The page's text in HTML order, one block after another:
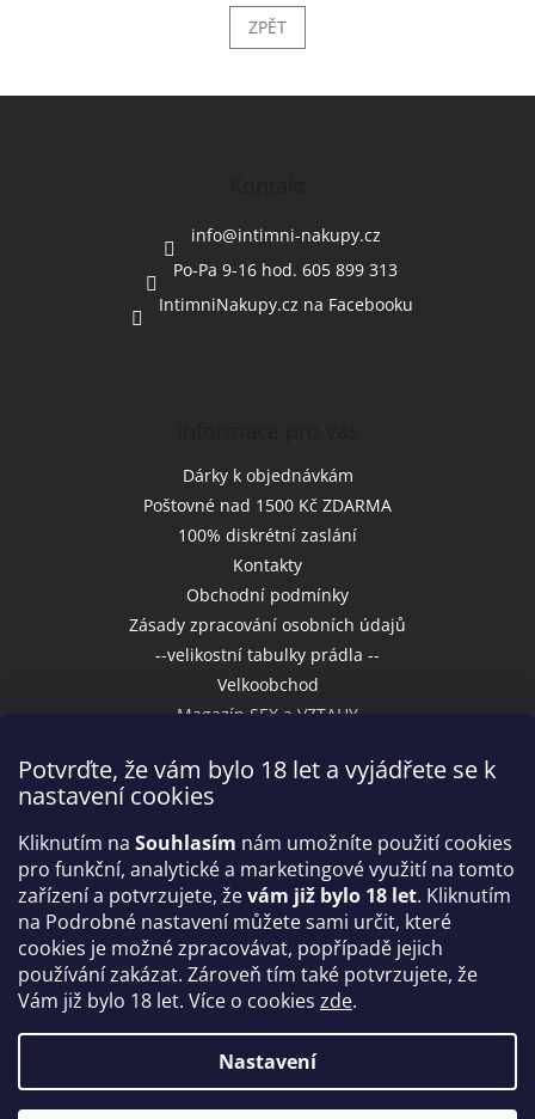
Potvrďte, že vám bylo 18 let a vyjádřete se k
nastavení cookies
Kliknutím na Souhlasím nám umožníte použití cookies
pro funkční, analytické a marketingové využití na tomto
zařízení a potvrzujete, ževám již bylo 18 let. Kliknutím
na Podrobné nastavení můžete sami určit, které
cookies je možné zpracovávat, popřípadě jejich
používání zakázat. Zároveň tím také potvrzujete, že
Vám již bylo 18 let. Více o cookies zde.
Nastavení
ZPĚT
info@intimni-nakupy.cz
Po-Pa 9-16 hod. 605 899 313
IntimniNakupy.cz na Facebooku
Dárky k objednávkám
Poštovné nad 1500 Kč ZDARMA
100% diskrétní zaslání
Kontakty
Obchodní podmínky
Zásady zpracování osobních údajů
--velikostní tabulky prádla --
Velkoobchod
Magazín SEX a VZTAHY
Přijímáme online platby